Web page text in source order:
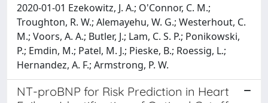
2020-01-01 Ezekowitz, J. A.; O'Connor, C. M.;
Troughton, R. W.; Alemayehu, W. G.; Westerhout, C.
M.; Voors, A. A.; Butler, J.; Lam, C. S. P.; Ponikowski,
P.; Emdin, M.; Patel, M. J.; Pieske, B.; Roessig, L.;
Hernandez, A. F.; Armstrong, P. W.
NT-proBNP for Risk Prediction in Heart